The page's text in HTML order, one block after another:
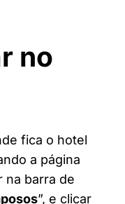
no
fica o hotel
a página
na barra de
”, e clicar